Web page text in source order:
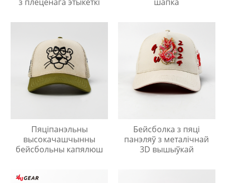
Пяціпанэльны
высокачашчынны
бейсбольны капялюш
Бейсболка з пяці
панэляў з металічнай
3D вышыўкай